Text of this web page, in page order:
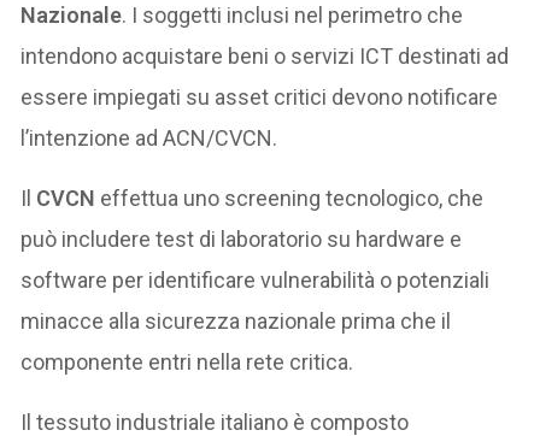
Nazionale. I soggetti inclusi nel perimetro che
intendono acquistare beni o servizi ICT destinati ad
essere impiegati su asset critici devono notificare
l’intenzione ad ACN/CVCN.
Il CVCN effettua uno screening tecnologico, che
può includere test di laboratorio su hardware e
software per identificare vulnerabilità o potenziali
minacce alla sicurezza nazionale prima che il
componente entri nella rete critica.
Il tessuto industriale italiano è composto